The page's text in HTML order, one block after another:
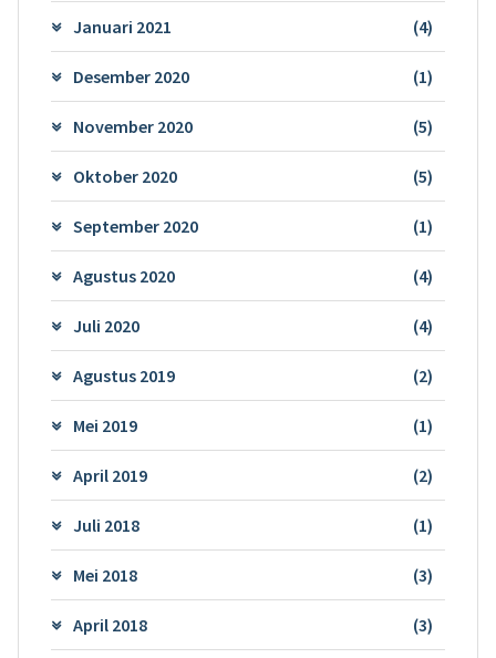
Januari 2021 (4)
Desember 2020 (1)
November 2020 (5)
Oktober 2020 (5)
September 2020 (1)
Agustus 2020 (4)
Juli 2020 (4)
Agustus 2019 (2)
Mei 2019 (1)
April 2019 (2)
Juli 2018 (1)
Mei 2018 (3)
April 2018 (3)